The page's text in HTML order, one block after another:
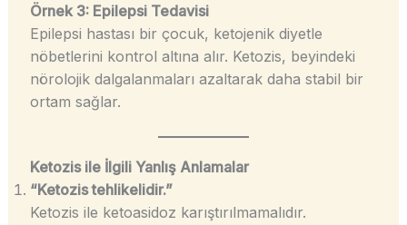
Örnek 3: Epilepsi Tedavisi
Epilepsi hastası bir çocuk, ketojenik diyetle
nöbetlerini kontrol altına alır. Ketozis, beyindeki
nörolojik dalgalanmaları azaltarak daha stabil bir
ortam sağlar.
Ketozis ile İlgili Yanlış Anlamalar
“Ketozis tehlikelidir.”
Ketozis ile ketoasidoz karıştırılmamalıdır.